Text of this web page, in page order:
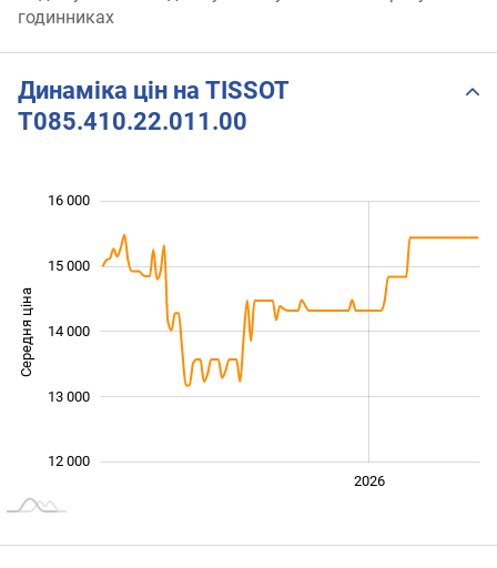
годинниках
Динаміка цін на TISSOT
T085.410.22.011.00
Середня ціна 12 000
12 000
13 000
14 000
15 000
16 000
2026